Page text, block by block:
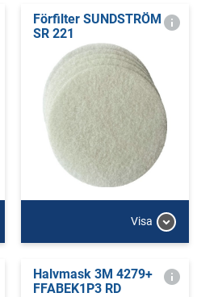
Förfilter SUNDSTRÖM
SR 221
Visa
Halvmask 3M 4279+
FFABEK1P3 RD